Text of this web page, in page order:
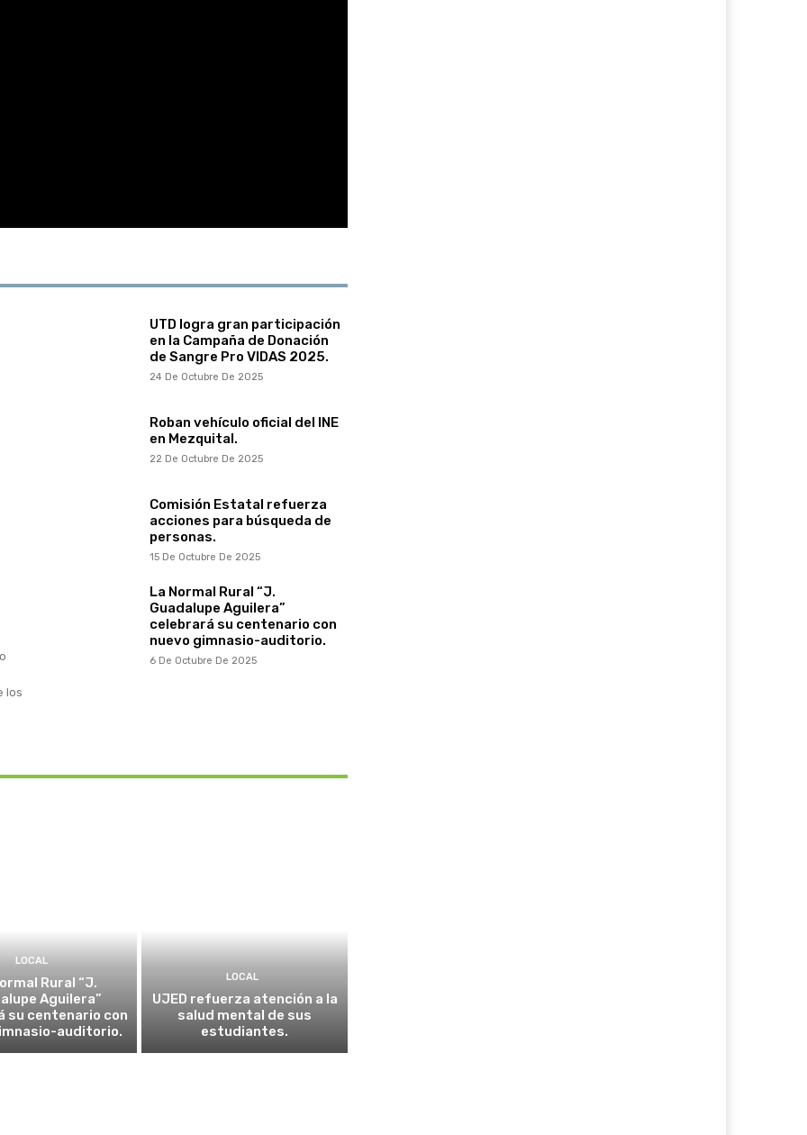
los
UTD logra gran participación
en la Campaña de Donación
de Sangre Pro VIDAS 2025.
24 De Octubre De 2025
Roban vehículo oficial del INE
en Mezquital.
22 De Octubre De 2025
Comisión Estatal refuerza
acciones para búsqueda de
personas.
15 De Octubre De 2025
La Normal Rural “J.
Guadalupe Aguilera”
celebrará su centenario con
nuevo gimnasio-auditorio.
6 De Octubre De 2025
LOCAL
Rural “J.
Aguilera”
su centenario con
auditorio.
LOCAL
UJED refuerza atención a la
salud mental de sus
estudiantes.